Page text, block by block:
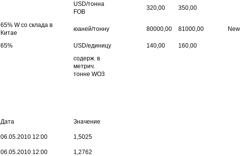
USD/тонна
FOB
320,00 350,00
65% W со склада в
Китае
юаней/тонну 80000,00 81000,00 New
65% USD/единицу 140,00
160,00
содерж. в
метрич.
тонне WO3
Дата Значение
06.05.2010 12:00 1,5025
06.05.2010 12:00 1,2762